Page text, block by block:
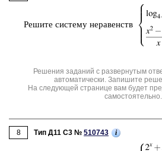
Ре­ши­те си­сте­му не­ра­венств
Решения заданий с развернутым
автоматически. Запишите
На следующей странице вам будет
самостоятельно.
8 Тип Д11 C3 № 510743 i